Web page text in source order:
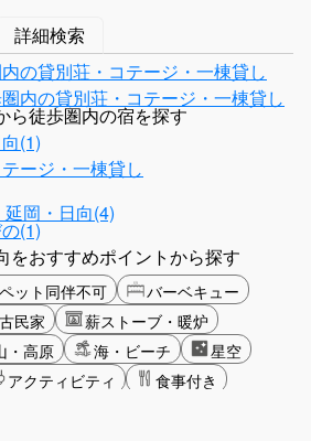
詳細検索
の貸別荘・コテージ・一棟貸し
内の貸別荘・コテージ・一棟貸し
ら徒歩圏内の宿を探す
(1)
ージ・一棟貸し
岡・日向(4)
(1)
をおすすめポイントから探す
ペット同伴不可
バーベキュー
古民家
薪ストーブ・暖炉
・高原 海・ビーチ
星空
アクティビティ
食事付き